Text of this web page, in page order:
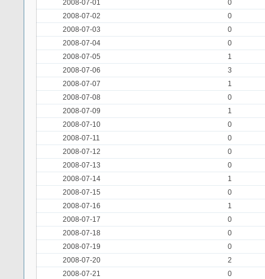
2008-07-01
0
2008-07-02
0
2008-07-03
0
2008-07-04
0
2008-07-05
1
2008-07-06
3
2008-07-07
1
2008-07-08
0
2008-07-09
1
2008-07-10
0
2008-07-11
0
2008-07-12
0
2008-07-13
0
2008-07-14
1
2008-07-15
0
2008-07-16
1
2008-07-17
0
2008-07-18
0
2008-07-19
0
2008-07-20
2
2008-07-21
0